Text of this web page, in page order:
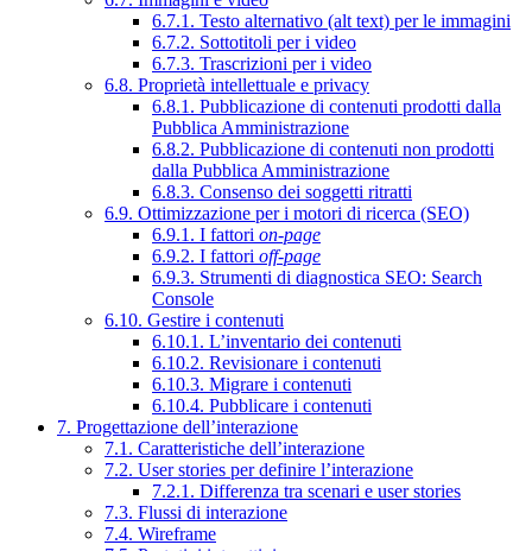
6.7.1. Testo alternativo (alt text) per le immagini
6.7.2. Sottotitoli per i video
6.7.3. Trascrizioni per i video
6.8. Proprietà intellettuale e privacy
6.8.1. Pubblicazione di contenuti prodotti dalla
Pubblica Amministrazione
6.8.2. Pubblicazione di contenuti non prodotti
dalla Pubblica Amministrazione
6.8.3. Consenso dei soggetti ritratti
6.9. Ottimizzazione per i motori di ricerca (SEO)
6.9.1. I fattori on-page
6.9.2. I fattori off-page
6.9.3. Strumenti di diagnostica SEO: Search
Console
6.10. Gestire i contenuti
6.10.1. L’inventario dei contenuti
6.10.2. Revisionare i contenuti
6.10.3. Migrare i contenuti
6.10.4. Pubblicare i contenuti
7. Progettazione dell’interazione
7.1. Caratteristiche dell’interazione
7.2. User stories per definire l’interazione
7.2.1. Differenza tra scenari e user stories
7.3. Flussi di interazione
7.4. Wireframe